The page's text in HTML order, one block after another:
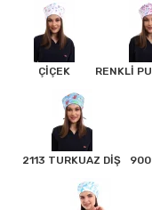
ÇİÇEK RENKLİ
2113 TURKUAZ DİŞ